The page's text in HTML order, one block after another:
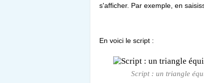
s'afficher. Par exemple, en
En voici le script :
Script : un triangle